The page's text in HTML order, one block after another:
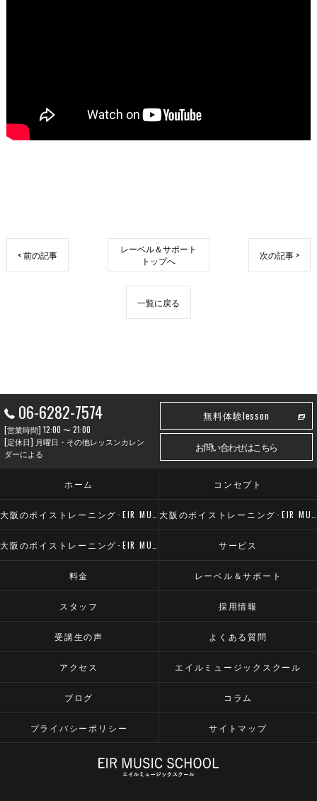
< 前の記事
レーベル＆サポート
トップへ
次の記事 >
一覧に戻る
06-6282-7574
[営業時間] 12:00 〜 21:00
[定休日] 月曜日・その他レッスンカレン
ダーによる
無料体験lesson
お問い合わせはこちら
ホーム コンセプト
サービス
料金 レーベル＆サポート
スタッフ 採用情報
受講生の声 よくある質問
アクセス エイルミュージックスクール
ブログ コラム
プライバシーポリシー サイトマップ